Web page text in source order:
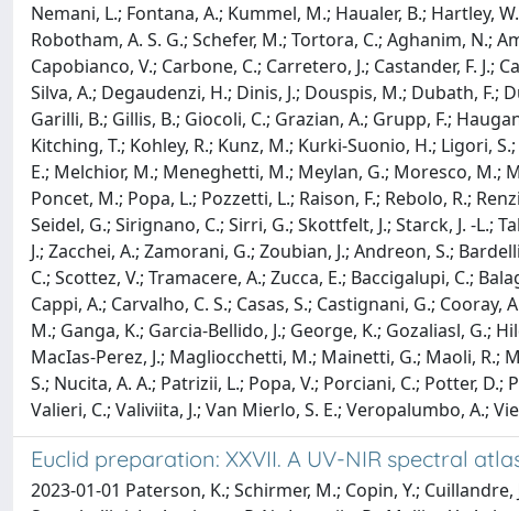
Nemani, L.; Fontana, A.; Kummel, M.; Haualer, B.; Hartley,
Robotham, A. S. G.; Schefer, M.; Tortora, C.; Aghanim, N.;
Capobianco, V.; Carbone, C.; Carretero, J.; Castander, F. J.;
Silva, A.; Degaudenzi, H.; Dinis, J.; Douspis, M.; Dubath, F.;
Garilli, B.; Gillis, B.; Giocoli, C.; Grazian, A.; Grupp, F.;
Kitching, T.; Kohley, R.; Kunz, M.; Kurki-Suonio, H.; Ligori,
E.; Melchior, M.; Meneghetti, M.; Meylan, G.; Moresco, M.;
Poncet, M.; Popa, L.; Pozzetti, L.; Raison, F.; Rebolo, R.;
Seidel, G.; Sirignano, C.; Sirri, G.; Skottfelt, J.; Starck, J. -L.;
J.; Zacchei, A.; Zamorani, G.; Zoubian, J.; Andreon, S.;
C.; Scottez, V.; Tramacere, A.; Zucca, E.; Baccigalupi, C.;
Cappi, A.; Carvalho, C. S.; Casas, S.; Castignani, G.;
M.; Ganga, K.; Garcia-Bellido, J.; George, K.; Gozaliasl, G.;
MacIas-Perez, J.; Magliocchetti, M.; Mainetti, G.; Maoli,
S.; Nucita, A. A.; Patrizii, L.; Popa, V.; Porciani, C.; Potter,
Valieri, C.; Valiviita, J.; Van Mierlo, S. E.; Veropalumbo, A.;
Euclid preparation: XXVII. A UV-NIR spectral
2023-01-01 Paterson, K.; Schirmer, M.; Copin, Y.;